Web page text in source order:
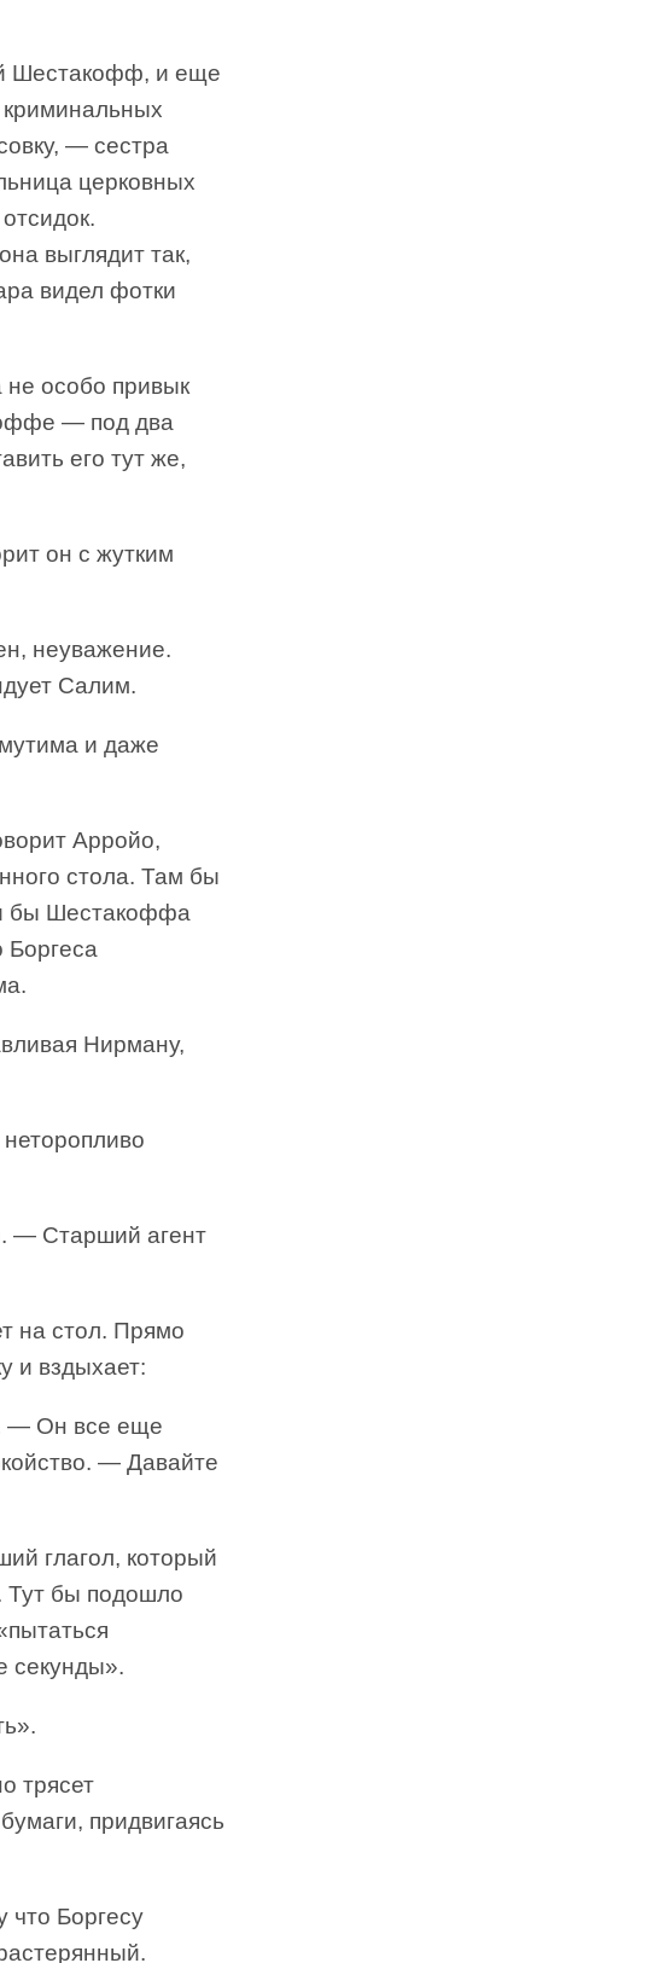
Шестакофф, и еще
криминальных
— сестра
церковных
выглядит так,
видел фотки
не особо привык
— под два
его тут же,
он с жутким
неуважение.
Салим.
и даже
Арройо,
стола. Там бы
бы Шестакоффа
Нирману,
— Старший агент
на стол. Прямо
и вздыхает:
— Он все еще
— Давайте
глагол, который
Тут бы подошло
секунды».
трясет
придвигаясь
что Боргесу